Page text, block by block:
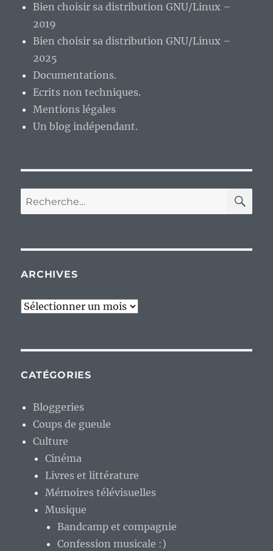
Bien choisir sa distribution GNU/Linux –
2019
Bien choisir sa distribution GNU/Linux –
2025
Documentations.
Ecrits non techniques.
Mentions légales
Un blog indépendant.
Recherche
pour :
ARCHIVES
Archives
CATÉGORIES
Bloggeries
Coups de gueule
Culture
Cinéma
Livres et littérature
Mémoires télévisuelles
Musique
Bandcamp et compagnie
Confession musicale :)